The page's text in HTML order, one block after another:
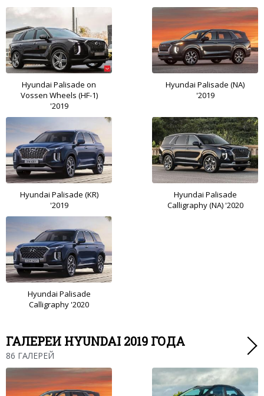
Hyundai Palisade on
Vossen Wheels (HF-1)
'2019
Hyundai Palisade (NA)
'2019
Hyundai Palisade (KR)
'2019
Hyundai Palisade
Calligraphy (NA) '2020
Hyundai Palisade
Calligraphy '2020
ГАЛЕРЕИ HYUNDAI 2019 ГОДА
86 ГАЛЕРЕЙ